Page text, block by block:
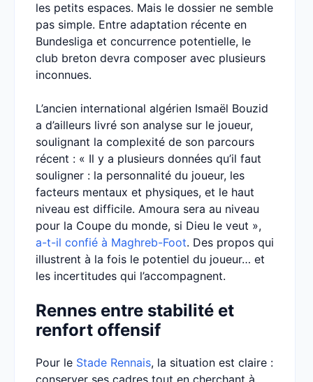
les petits espaces. Mais le dossier ne semble
pas simple. Entre adaptation récente en
Bundesliga et concurrence potentielle, le
club breton devra composer avec plusieurs
inconnues.
L’ancien international algérien Ismaël Bouzid
a d’ailleurs livré son analyse sur le joueur,
soulignant la complexité de son parcours
récent : « Il y a plusieurs données qu’il faut
souligner : la personnalité du joueur, les
facteurs mentaux et physiques, et le haut
niveau est difficile. Amoura sera au niveau
pour la Coupe du monde, si Dieu le veut »,
a-t-il confié à Maghreb-Foot. Des propos qui
illustrent à la fois le potentiel du joueur… et
les incertitudes qui l’accompagnent.
Rennes entre stabilité et
renfort offensif
Pour le Stade Rennais, la situation est claire :
conserver ses cadres tout en cherchant à